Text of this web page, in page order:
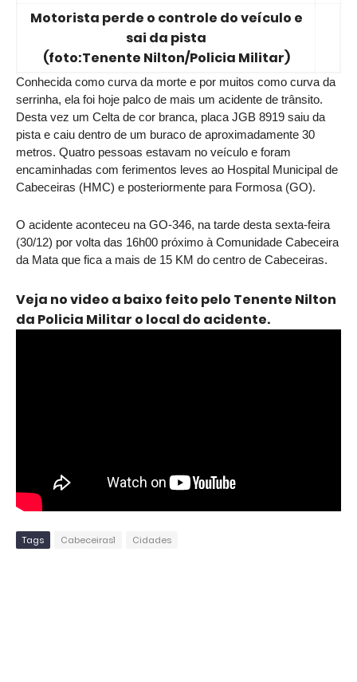
Motorista perde o controle do veículo e
sai da pista
(foto:Tenente Nilton/Policia Militar)
Conhecida como curva da morte e por muitos como curva da
serrinha, ela foi hoje palco de mais um acidente de trânsito.
Desta vez um Celta de cor branca, placa JGB 8919 saiu da
pista e caiu dentro de um buraco de aproximadamente 30
metros. Quatro pessoas estavam no veículo e foram
encaminhadas com ferimentos leves ao Hospital Municipal de
Cabeceiras (HMC) e posteriormente para Formosa (GO).
O acidente aconteceu na GO-346, na tarde desta sexta-feira
(30/12) por volta das 16h00 próximo à Comunidade Cabeceira
da Mata que fica a mais de 15 KM do centro de Cabeceiras.
Veja no video a baixo feito pelo Tenente Nilton
da Policia Militar o local do acidente.
Tags Cabeceiras1 Cidades